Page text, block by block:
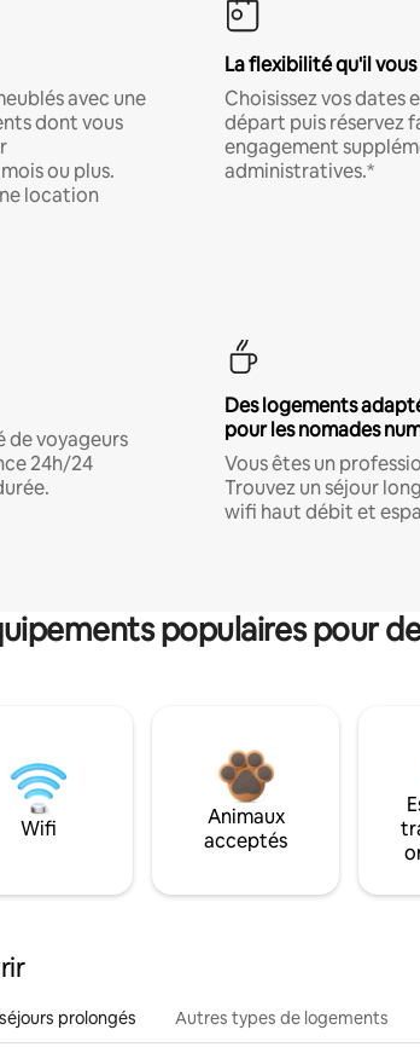
avec une
dont vous
ou plus.
location
La flexibilité qu'il
Choisissez vos dates
départ puis réservez
engagement
administratives.*
de voyageurs
24h/24
Des logements
pour les nomades
Vous êtes un
Trouvez un séjour
wifi haut débit et
populaires pour
Wifi
Animaux
acceptés
prolongés Autres types de logements